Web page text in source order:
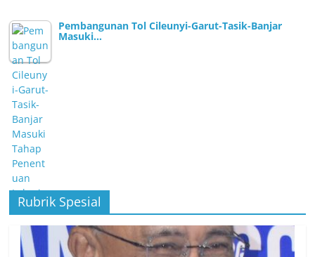
Pembangunan Tol Cileunyi-Garut-Tasik-Banjar
Masuki…
Rubrik Spesial